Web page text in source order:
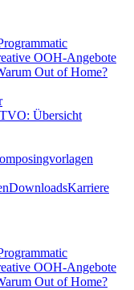
OOH-Angebote
Out of Home?
Übersicht
DownloadsKarriere
OOH-Angebote
Out of Home?